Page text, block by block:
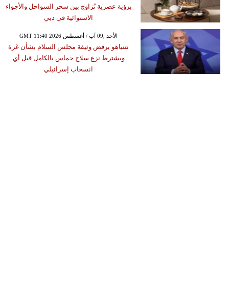
برؤية عصرية تُزاوج بين سحر السواحل والأجواء
الاستوائية في دبي
GMT 11:40 2026 الأحد ,09 آب / أغسطس
نتنياهو يرفض وثيقة مجلس السلام بشأن غزة
ويشترط نزع سلاح حماس بالكامل قبل أي
انسحاب إسرائيلي